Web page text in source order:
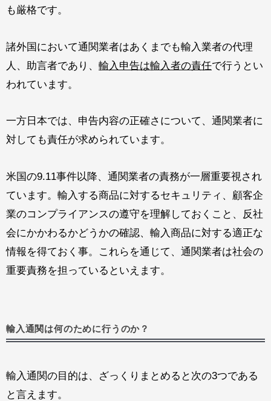
も厳格です。
諸外国において通関業者はあくまでも輸入業者の代理
人、助言者であり、 輸入申告は輸入者の責任で行うとい
われています。
一方日本では、申告内容の正確さについて、通関業者に
対しても責任が求められています。
米国の9.11事件以降、通関業者の責務が一層重要視され
ています。輸入する商品に対するセキュリティ、顧客企
業のコンプライアンスの遵守を理解しておくこと、反社
会にかかわるかどうかの確認、輸入商品に対する適正な
情報を得ておく事。これらを通じて、通関業者は社会の
重要責務を担っているといえます。
輸入通関は何のために行うのか？
輸入通関の目的は、ざっくりまとめると次の3つである
と言えます。